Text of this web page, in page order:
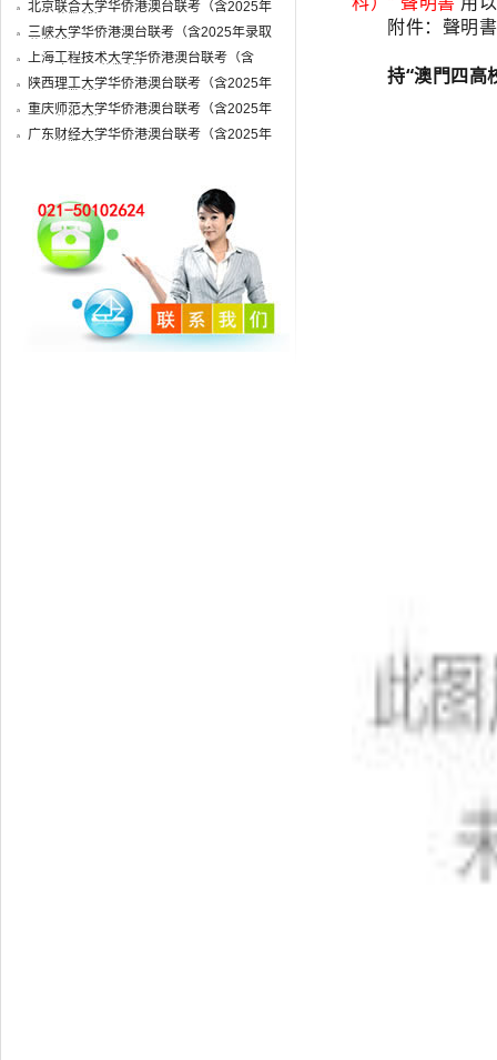
附件： 聲明
持“澳門四高
北京联合大学华侨港澳台联考（含2025年
三峡大学华侨港澳台联考（含2025年录取
上海工程技术大学华侨港澳台联考（含
陕西理工大学华侨港澳台联考（含2025年
重庆师范大学华侨港澳台联考（含2025年
广东财经大学华侨港澳台联考（含2025年